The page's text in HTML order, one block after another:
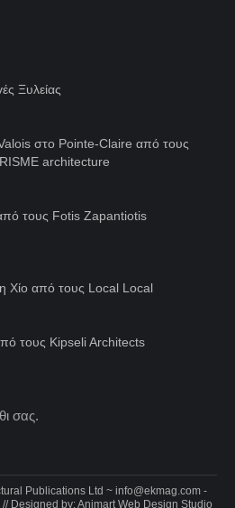
Ξυλείας
στο Pointe-Claire από τους
architecture
τους Fotis Zapantiotis
Χίο από τους Local Local
τους Kipseli Architects
σας.
Publications Ltd ~ info@ekmag.com -
// Designed by:Animart Web Design Studio